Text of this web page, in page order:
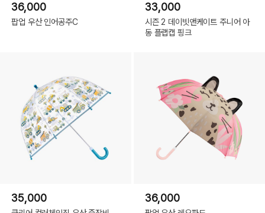
36,000
팝업 우산 인어공주C
33,000
시즌 2 데이빗앤케이트 주니어 아
동 플랩캡 핑크
35,000 36,000